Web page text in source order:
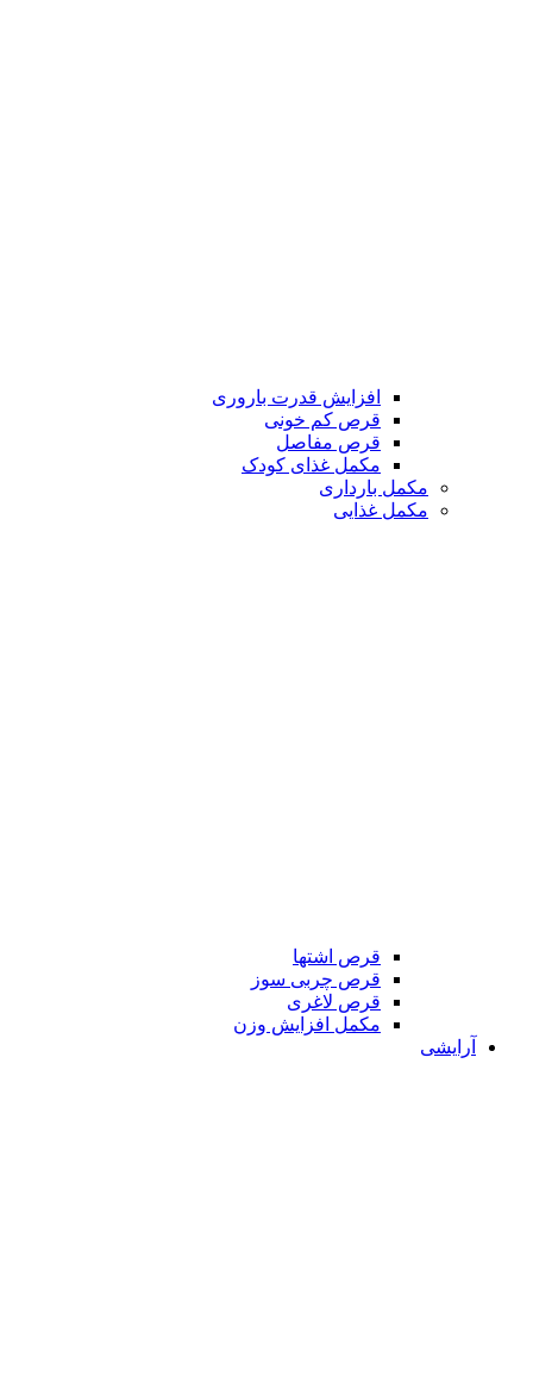
افزایش قدرت باروری
قرص کم خونی
قرص مفاصل
مکمل غذای کودک
مکمل بارداری
مکمل غذایی
قرص اشتها
قرص چربی سوز
قرص لاغری
مکمل افزایش وزن
آرایشی